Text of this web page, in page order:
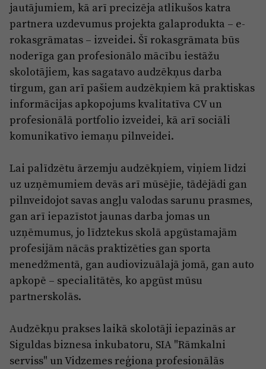
Sludinājumi
jautājumiem, kā arī precizēja atlikušos katra
partnera uzdevumus projekta galaprodukta – e-
rokasgrāmatas – izveidei. Šī rokasgrāmata būs
noderīga gan profesionālo mācību iestāžu
skolotājiem, kas sagatavo audzēkņus darba
tirgum, gan arī pašiem audzēkņiem kā praktiskas
informācijas apkopojums kvalitatīva CV un
profesionālā portfolio izveidei, kā arī sociāli
komunikatīvo iemaņu pilnveidei.
Lai palīdzētu ārzemju audzēkņiem, viņiem līdzi
uz uzņēmumiem devās arī mūsējie, tādējādi gan
pilnveidojot savas angļu valodas sarunu prasmes,
gan arī iepazīstot jaunas darba jomas un
uzņēmumus, jo līdztekus skolā apgūstamajām
profesijām nācās praktizēties gan sporta
menedžmentā, gan audiovizuālajā jomā, gan auto
apkopē – specialitātēs, ko apgūst mūsu
partnerskolās.
Audzēkņu prakses laikā skolotāji iepazinās ar
Siguldas biznesa inkubatoru, SIA "Rāmkalni
serviss" un Vidzemes reģiona profesionālās